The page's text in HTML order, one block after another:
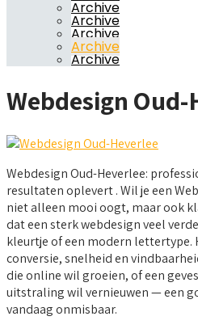
Archive
Archive
Archive
Archive
Archive
Webdesign Oud-
Webdesign Oud-Heverlee:
resultaten oplevert . Wil je een
niet alleen mooi oogt, maar ook
dat een sterk webdesign veel
kleurtje of een modern lettertype.
conversie, snelheid en
die online wil groeien, of een
uitstraling wil vernieuwen — een
vandaag onmisbaar.